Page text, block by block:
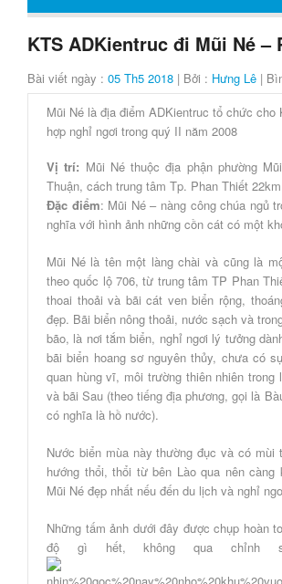
KTS ADKientruc đi Mũi Né –
Bài viết ngày : 05 Th5 2018 | Bởi : Hưng Lê |
Mũi Né là địa điểm ADKientruc tổ chức
hợp nghỉ ngơi trong quý II năm 2008
Vị trí: Mũi Né thuộc địa phận phường
Thuận, cách trung tâm Tp. Phan Thiết 22km
Đặc điểm: Mũi Né – nàng công chúa ngủ
nghĩa với hình ảnh những cồn cát có một
Mũi Né là tên một làng chài và cũng là
theo quốc lộ 706, từ trung tâm TP Phan
thoai thoải và bãi cát ven biển rộng,
đẹp. Bãi biển nông thoải, nước sạch và
bão, là nơi tắm biển, nghỉ ngơi lý tưởng
bãi biển hoang sơ nguyên thủy, chưa có
quan hùng vĩ, môi trường thiên nhiên
và bãi Sau (theo tiếng địa phương, gọi là
có nghĩa là hồ nước).
Nước biển mùa này thường đục và có mùi
hướng thổi, thổi từ bên Lào qua nên
Mũi Né đẹp nhất nếu đến du lịch và nghỉ
Những tấm ảnh dưới đây được chụp hoàn
độ gì hết, không qua chỉnh